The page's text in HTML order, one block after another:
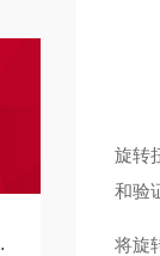
旋转
和验
将旋